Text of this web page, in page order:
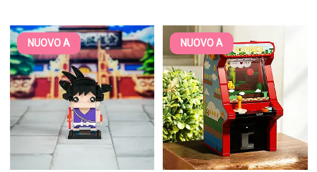
NUOVO A NUOVO A